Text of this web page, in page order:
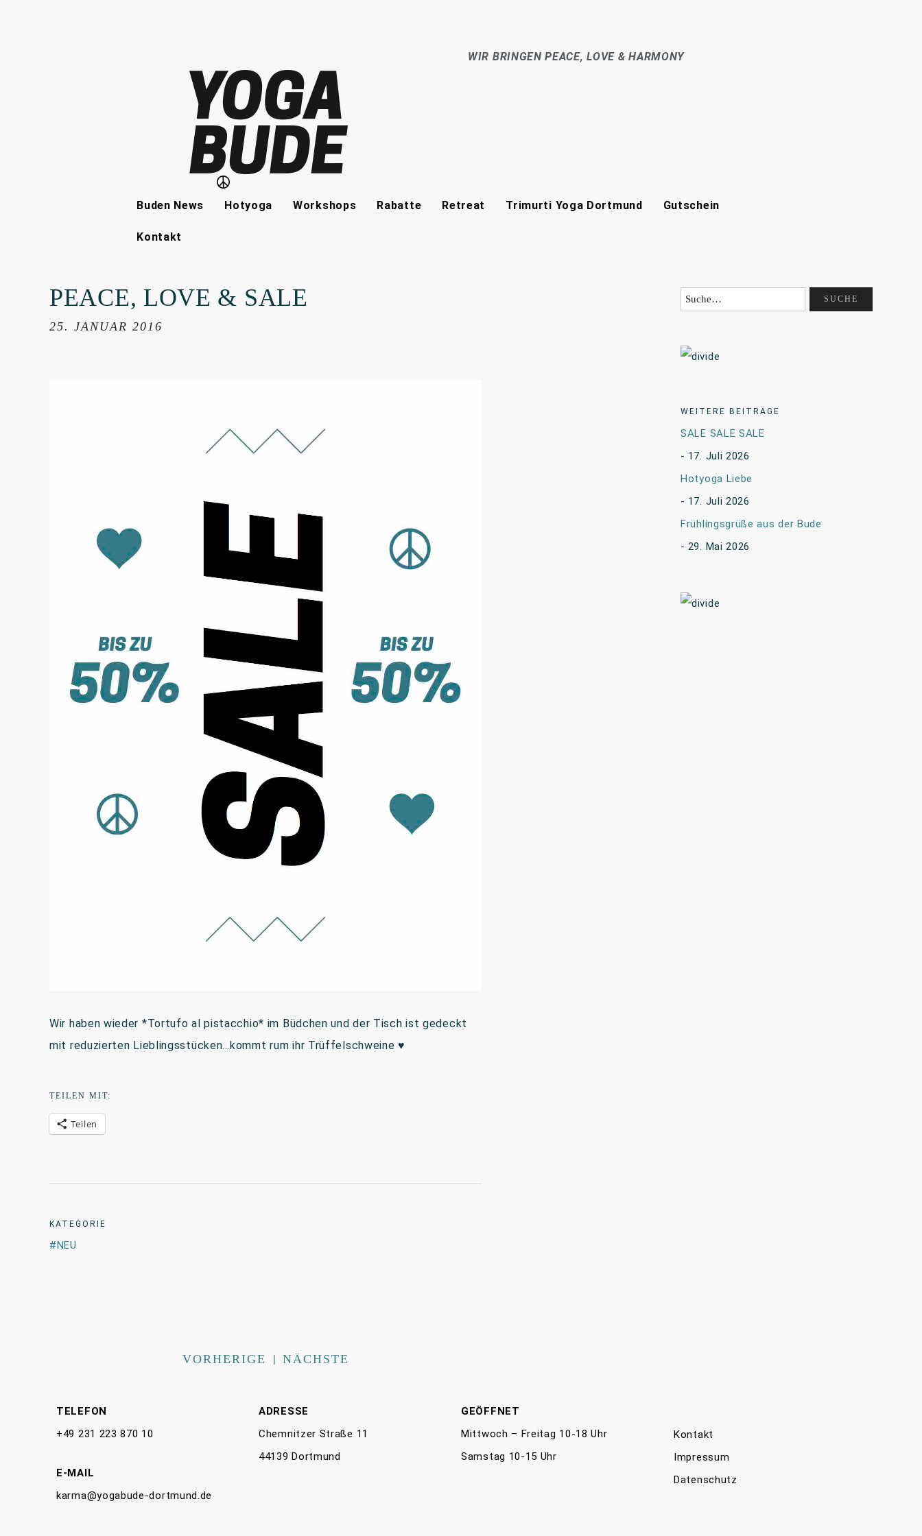
WIR BRINGEN PEACE, LOVE & HARMONY
Buden News Hotyoga Workshops Rabatte Retreat Trimurti Yoga Dortmund Gutschein
Kontakt
PEACE, LOVE & SALE
25. JANUAR 2016
Wir haben wieder *Tortufo al pistacchio* im Büdchen und der Tisch ist gedeckt
mit reduzierten Lieblingsstücken…kommt rum ihr Trüffelschweine ♥
TEILEN MIT:
Teilen
KATEGORIE
NEU
VORHERIGE | NÄCHSTE
WEITERE BEITRÄGE
SALE SALE SALE
17. Juli 2026
Hotyoga Liebe
17. Juli 2026
Frühlingsgrüße aus der Bude
29. Mai 2026
TELEFON
+49 231 223 870 10
E-MAIL
karma@yogabude-dortmund.de
ADRESSE
Chemnitzer Straße 11
44139 Dortmund
GEÖFFNET
Mittwoch – Freitag 10-18 Uhr
Samstag 10-15 Uhr
Kontakt
Impressum
Datenschutz